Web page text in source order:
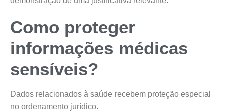
Como proteger
informações médicas
sensíveis?
Dados relacionados à saúde recebem proteção especial
no ordenamento jurídico.